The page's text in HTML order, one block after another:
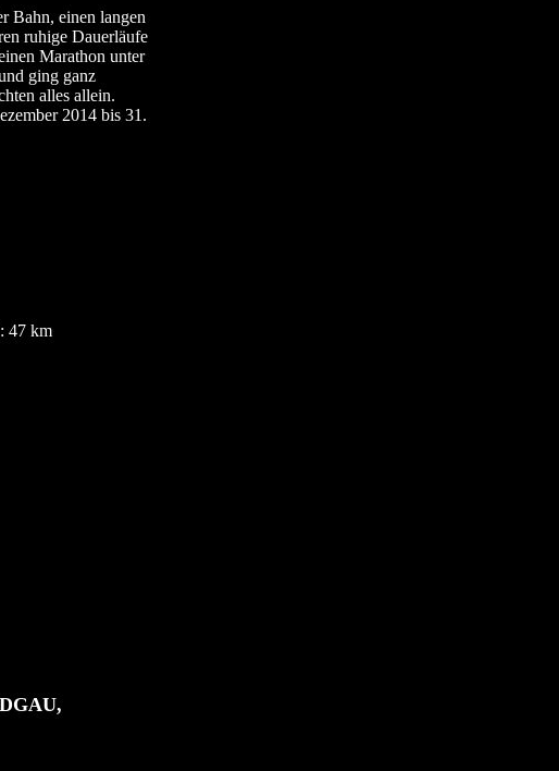
Bahn, einen langen
ruhige Dauerläufe
Marathon unter
ging ganz
alles allein.
2014 bis 31.
47 km